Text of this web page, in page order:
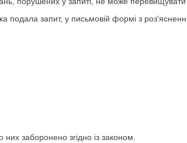
подала запит, у письмовій формі з
заборонено згідно із законом.